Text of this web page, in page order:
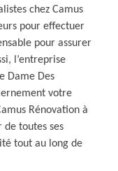
chez Camus
pour effectuer
pour assurer
l’entreprise
Dame Des
votre
Rénovation à
de toutes ses
tout au long de